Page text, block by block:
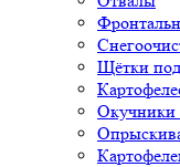
Щётки
Окучники